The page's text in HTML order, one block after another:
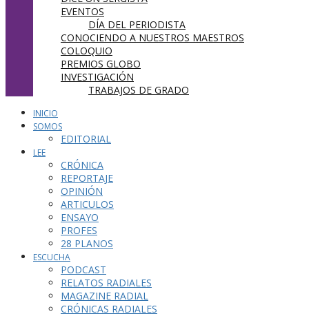
EVENTOS
DÍA DEL PERIODISTA
CONOCIENDO A NUESTROS MAESTROS
COLOQUIO
PREMIOS GLOBO
INVESTIGACIÓN
TRABAJOS DE GRADO
INICIO
SOMOS
EDITORIAL
LEE
CRÓNICA
REPORTAJE
OPINIÓN
ARTICULOS
ENSAYO
PROFES
28 PLANOS
ESCUCHA
PODCAST
RELATOS RADIALES
MAGAZINE RADIAL
CRÓNICAS RADIALES